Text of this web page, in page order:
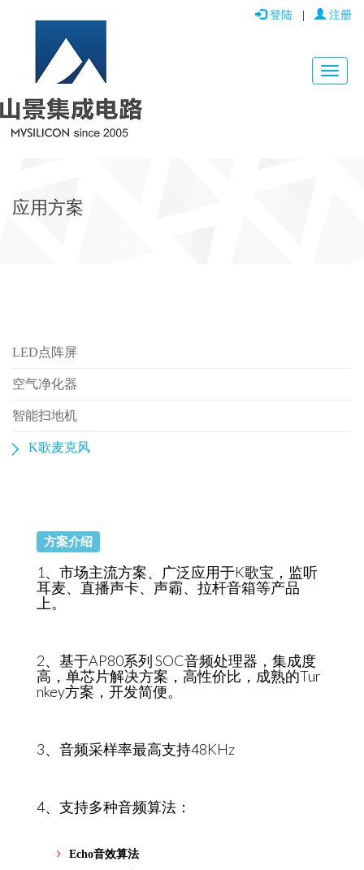
登陆 注册
应用方案
LED点阵屏
空气净化器
智能扫地机
K歌麦克风
方案介绍
1、市场主流方案、广泛应用于K歌宝，监听
耳麦、直播声卡、声霸、拉杆音箱等产品
上。
2、基于AP80系列 SOC音频处理器，集成度
高，单芯片解决方案，高性价比，成熟的Tur
nkey方案，开发简便。
3、音频采样率最高支持48KHz
4、支持多种音频算法：
Echo音效算法